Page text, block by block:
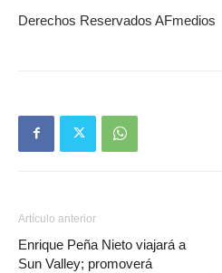
Derechos Reservados AFmedios
Artículo anterior
Enrique Peña Nieto viajará a
Sun Valley; promoverá